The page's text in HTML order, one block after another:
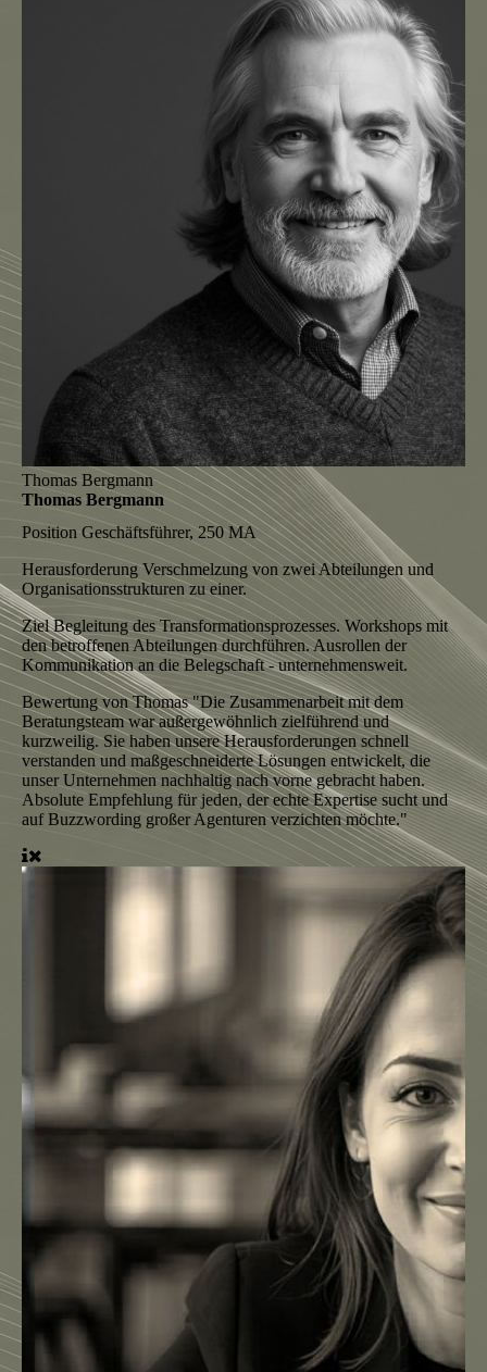
Thomas Bergmann
Thomas Bergmann
Position Geschäftsführer, 250 MA
HerausforderungVerschmelzung von zwei Abteilungen und
Organisationsstrukturen zu einer.
ZielBegleitung des Transformationsprozesses. Workshops mit
den betroffenen Abteilungen durchführen. Ausrollen der
Kommunikation an die Belegschaft - unternehmensweit.
Bewertung von Thomas"Die Zusammenarbeit mit dem
Beratungsteam war außergewöhnlich zielführend und
kurzweilig. Sie haben unsere Herausforderungen schnell
verstanden und maßgeschneiderte Lösungen entwickelt, die
unser Unternehmen nachhaltig nach vorne gebracht haben.
Absolute Empfehlung für jeden, der echte Expertise sucht und
auf Buzzwording großer Agenturen verzichten möchte."